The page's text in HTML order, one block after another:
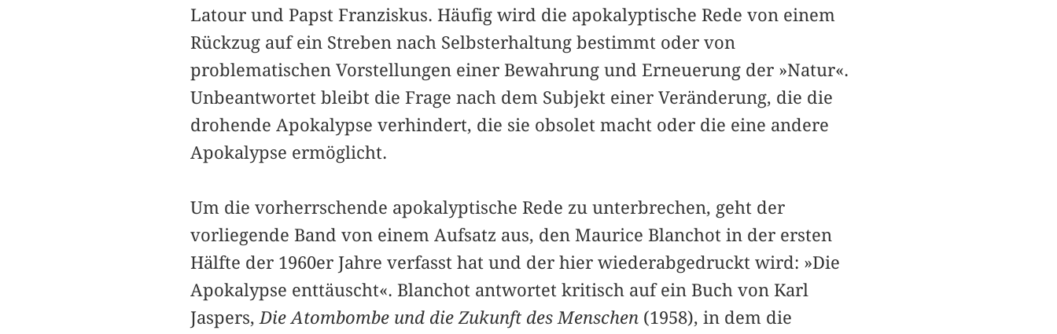
Latour und Papst Franziskus. Häufig wird die apokalyptische Rede von einem
Rückzug auf ein Streben nach Selbsterhaltung bestimmt oder von
problematischen Vorstellungen einer Bewahrung und Erneuerung der »Natur«.
Unbeantwortet bleibt die Frage nach dem Subjekt einer Veränderung, die die
drohende Apokalypse verhindert, die sie obsolet macht oder die eine andere
Apokalypse ermöglicht.
Um die vorherrschende apokalyptische Rede zu unterbrechen, geht der
vorliegende Band von einem Aufsatz aus, den Maurice Blanchot in der ersten
Hälfte der 1960er Jahre verfasst hat und der hier wiederabgedruckt wird: »Die
Apokalypse enttäuscht«. Blanchot antwortet kritisch auf ein Buch von Karl
Jaspers, Die Atombombe und die Zukunft des Menschen(1958), in dem die